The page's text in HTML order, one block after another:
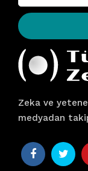
Zeka ve
medyadan